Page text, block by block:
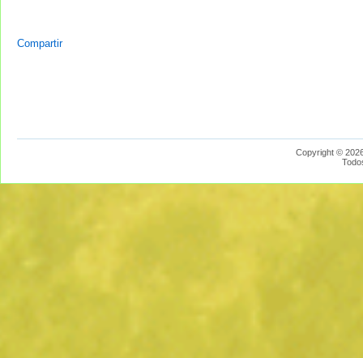
Compartir
Copyright ©